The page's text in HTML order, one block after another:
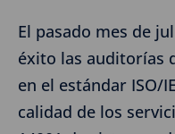
El pasado mes de
éxito las auditorías
en el estándar ISO/
calidad de los